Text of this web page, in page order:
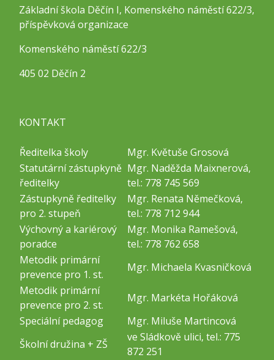
Základní škola Děčín I, Komenského náměstí 622/3,
příspěvková organizace
Komenského náměstí 622/3
405 02 Děčín 2
KONTAKT
Ředitelka školy
Mgr. Květuše Grosová
Statutární zástupkyně
ředitelky
Mgr. Naděžda Maixnerová,
tel.: 778 745 569
Zástupkyně ředitelky
pro 2. stupeň
Mgr. Renata Němečková,
tel.: 778 712 944
Výchovný a kariérový
poradce
Mgr. Monika Ramešová,
tel.: 778 762 658
Metodik primární
prevence pro 1. st.
Mgr. Michaela Kvasničková
Metodik primární
prevence pro 2. st.
Mgr. Markéta Hořáková
Speciální pedagog
Mgr. Miluše Martincová
Školní družina + ZŠ
ve Sládkově ulici, tel.: 775
872 251